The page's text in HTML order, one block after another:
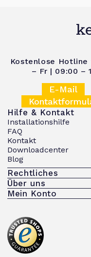
Kostenlose Hotline
– Fr | 09:00 –
E-Mail
Hilfe & Kontakt
Installationshilfe
FAQ
Kontakt
Downloadcenter
Blog
Rechtliches
Über uns
Mein Konto